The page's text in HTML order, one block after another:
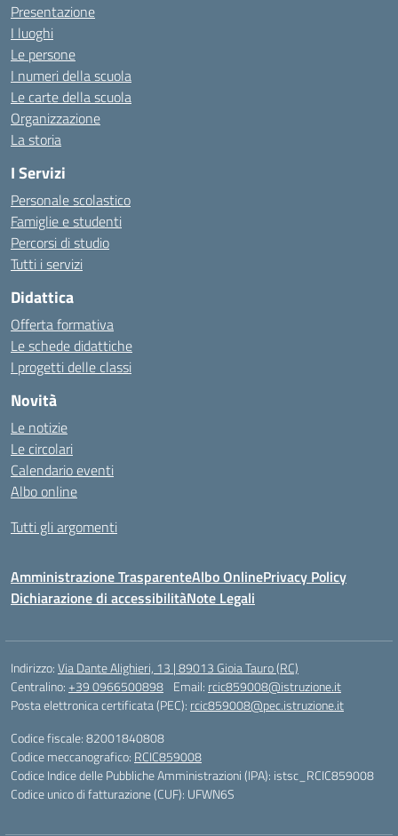
Presentazione
I luoghi
Le persone
I numeri della scuola
Le carte della scuola
Organizzazione
La storia
I Servizi
Personale scolastico
Famiglie e studenti
Percorsi di studio
Tutti i servizi
Didattica
Offerta formativa
Le schede didattiche
I progetti delle classi
Novità
Le notizie
Le circolari
Calendario eventi
Albo online
Tutti gli argomenti
Amministrazione TrasparenteAlbo OnlinePrivacy Policy
Dichiarazione di accessibilitàNote Legali
Indirizzo:Via Dante Alighieri, 13 | 89013 Gioia Tauro (RC)
Centralino:+39 0966500898 Email: rcic859008@istruzione.it
Posta elettronica certificata (PEC): rcic859008@pec.istruzione.it
Codice fiscale: 82001840808
Codice meccanografico: RCIC859008
Codice Indice delle Pubbliche Amministrazioni (IPA): istsc_RCIC859008
Codice unico di fatturazione (CUF): UFWN6S